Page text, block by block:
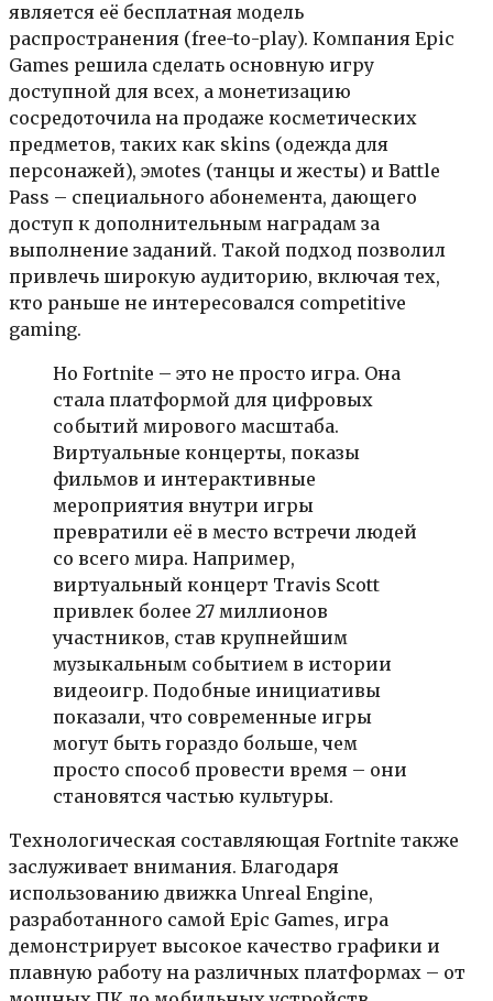
является её бесплатная модель
распространения (free-to-play). Компания Epic
Games решила сделать основную игру
доступной для всех, а монетизацию
сосредоточила на продаже косметических
предметов, таких как skins (одежда для
персонажей), эмotes (танцы и жесты) и Battle
Pass – специального абонемента, дающего
доступ к дополнительным наградам за
выполнение заданий. Такой подход позволил
привлечь широкую аудиторию, включая тех,
кто раньше не интересовался competitive
gaming.
Но Fortnite – это не просто игра. Она
стала платформой для цифровых
событий мирового масштаба.
Виртуальные концерты, показы
фильмов и интерактивные
мероприятия внутри игры
превратили её в место встречи людей
со всего мира. Например,
виртуальный концерт Travis Scott
привлек более 27 миллионов
участников, став крупнейшим
музыкальным событием в истории
видеоигр. Подобные инициативы
показали, что современные игры
могут быть гораздо больше, чем
просто способ провести время – они
становятся частью культуры.
Технологическая составляющая Fortnite также
заслуживает внимания. Благодаря
использованию движка Unreal Engine,
разработанного самой Epic Games, игра
демонстрирует высокое качество графики и
плавную работу на различных платформах – от